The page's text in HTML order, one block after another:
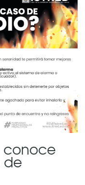
conoce
de